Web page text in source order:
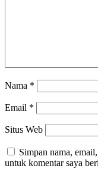
Nama *
Email *
Situs Web
Simpan nama,
untuk komentar saya